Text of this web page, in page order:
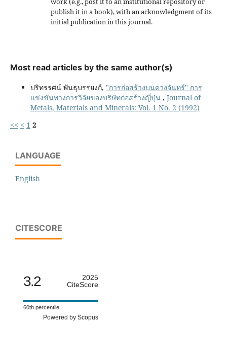
publish it in a book), with an acknowledgment of its
initial publication in this journal.
Most read articles by the same author(s)
ปริทรรศน์ พันธุบรรยงก์, "การก่อสร้างบนดวงจันทร์" การ
แข่งขันทางการวิจัยของบริษัทก่อสร้างญี่ปุ่น , Journal of
Metals, Materials and Minerals: Vol. 1 No. 2 (1992)
<< < 1 2
LANGUAGE
English
CITESCORE
3.2
2025
CiteScore
60th percentile
Powered by Scopus